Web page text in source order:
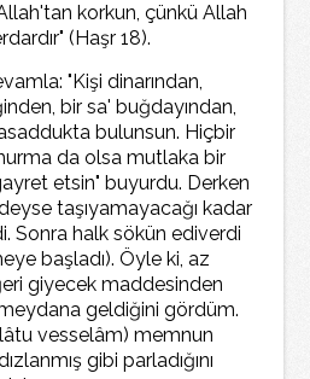
Allah'tan korkun, çünkü Allah
(Haşr 18).
"Kişi dinarından,
bir sa' buğdayından,
bulunsun. Hiçbir
da olsa mutlaka bir
etsin" buyurdu. Derken
taşıyamayacağı kadar
Sonra halk sökün ediverdi
başladı). Öyle ki, az
giyecek maddesinden
meydana geldiğini gördüm.
vesselâm) memnun
gibi parladığını